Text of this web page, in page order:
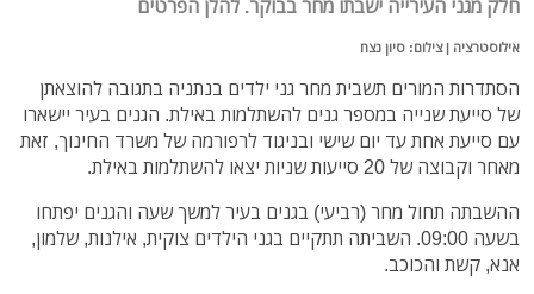
חלק מגני העירייה ישבתו מחר בבוקר. להלן הפרטים
אילוסטרציה | צילום: סיון נצח
הסתדרות המורים תשבית מחר גני ילדים בנתניה בתגובה להוצאתן
של סייעת שנייה במספר גנים להשתלמות באילת. הגנים בעיר יישארו
עם סייעת אחת עד יום שישי ובניגוד לרפורמה של משרד החינוך, זאת
מאחר וקבוצה של 20 סייעות שניות יצאו להשתלמות באילת.
ההשבתה תחול מחר (רביעי) בגנים בעיר למשך שעה והגנים יפתחו
בשעה 09:00. השביתה תתקיים בגני הילדים צוקית, אילנות, שלמון,
אנא, קשת והכוכב.